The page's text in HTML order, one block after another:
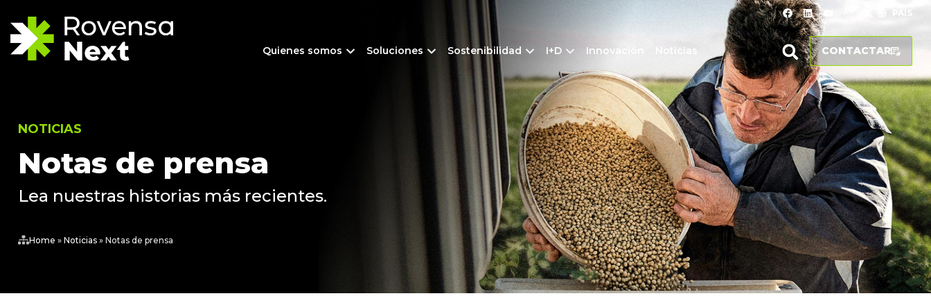
PAÍS
Quienes somos Soluciones Sostenibilidad I+D Innovación Noticias CONTACTAR
NOTICIAS
Notas de prensa
Lea nuestras historias más recientes.
Home » Noticias » Notas de prensa